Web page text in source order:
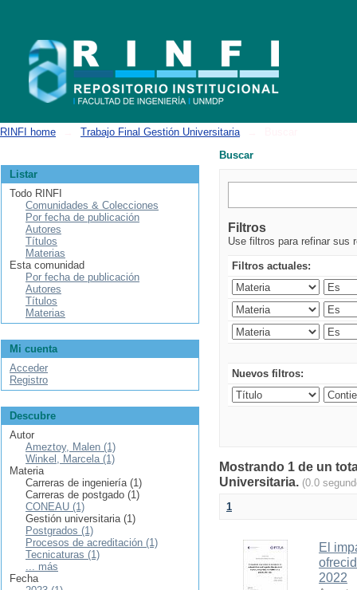
RINFI home Trabajo Final Gestión Universitaria
Buscar
Filtros
Use filtros para refinar sus
Filtros actuales:
Nuevos filtros:
Mostrando 1 de un
Universitaria. (0.0
1
El
2022
Listar
Todo RINFI
Comunidades & Colecciones
Por fecha de publicación
Autores
Títulos
Materias
Esta comunidad
Por fecha de publicación
Autores
Títulos
Materias
Mi cuenta
Acceder
Registro
Descubre
Autor
Ameztoy, Malen (1)
Winkel, Marcela (1)
Materia
Carreras de ingeniería (1)
Carreras de postgado (1)
CONEAU (1)
Gestión universitaria (1)
Postgrados (1)
Procesos de acreditación (1)
Tecnicaturas (1)
... más
Fecha